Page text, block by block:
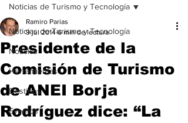
Noticias de Turismo y Tecnología
Noticias
Herramientas
Destinos
Eventos
Noticias de Turismo y Tecnología
Presidente de la
Comisión de Turismo
de ANEI Borja
Rodríguez dice: “La
Ramiro Parias
9 jul 2014 6 min de lectura